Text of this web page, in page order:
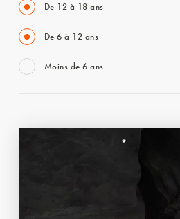
De 12 à 18 ans
De 6 à 12 ans
Moins de 6 ans